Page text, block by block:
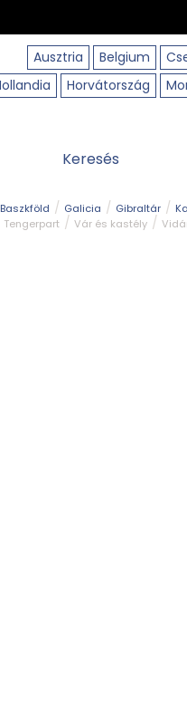
Ausztria
Belgium
Horvátország
Keresés
Baszkföld Galicia Gibraltár
Tengerpart Vár és kastély